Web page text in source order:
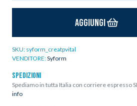
Aggiungi
SKU: syform_creatpvital
VENDITORE:Syform
SPEDIZIONI
Spediamo in tutta Italia con corriere espresso
info